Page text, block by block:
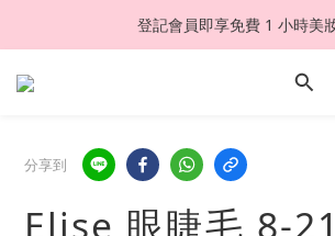
登記會員即享免費 1 小時美
分享到
Elise 眼睫毛 8-21